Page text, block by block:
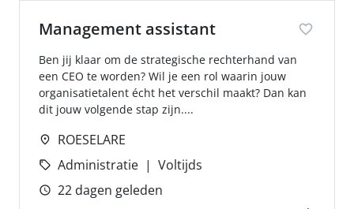
Management assistant
Ben jij klaar om de strategische rechterhand van
een CEO te worden? Wil je een rol waarin jouw
organisatietalent écht het verschil maakt? Dan kan
dit jouw volgende stap zijn....
ROESELARE
Administratie
Voltijds
22 dagen geleden